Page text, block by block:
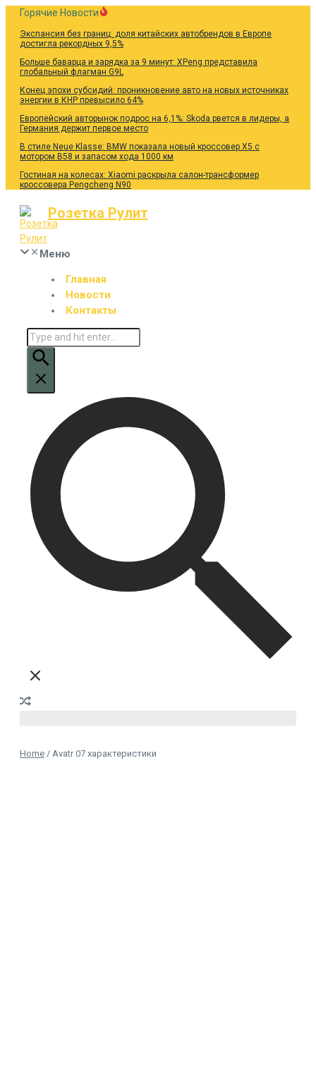
Перейти
содержанию
Горячие Новости
Экспансия без границ: доля китайских автобрендов в Европе
достигла рекордных 9,5%
Больше баварца и зарядка за 9 минут: XPeng представила
глобальный флагман G9L
Конец эпохи субсидий: проникновение авто на новых источниках
энергии в КНР превысило 64%
Европейский авторынок подрос на 6,1%: Skoda рвется в лидеры, а
Германия держит первое место
В стиле Neue Klasse: BMW показала новый кроссовер X5 с
мотором B58 и запасом хода 1000 км
Гостиная на колесах: Xiaomi раскрыла салон-трансформер
кроссовера Pengcheng N90
Розетка Рулит
Меню
Главная
Новости
Контакты
Искать:
Home / Avatr 07 характеристики